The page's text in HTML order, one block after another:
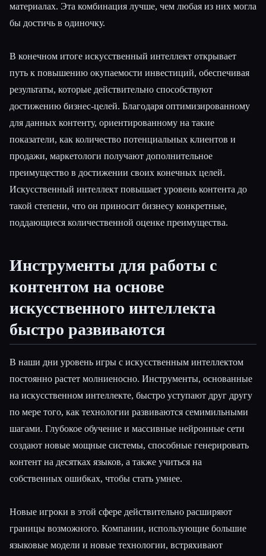
материалах. Эта комбинация лучше, чем любая из них могла
бы достичь в одиночку.
В конечном итоге искусственный интеллект открывает
путь к повышению окупаемости инвестиций, обеспечивая
результаты, которые действительно способствуют
достижению бизнес-целей. Благодаря оптимизированному
для данных контенту, ориентированному на такие
показатели, как количество потенциальных клиентов и
продажи, маркетологи получают дополнительное
преимущество в достижении своих конечных целей.
Искусственный интеллект повышает уровень контента до
такой степени, что он приносит бизнесу конкретные,
поддающиеся количественной оценке преимущества.
Инструменты для работы с
контентом на основе
искусственного интеллекта
быстро развиваются
В наши дни уровень игры с искусственным интеллектом
постоянно растет молниеносно. Инструменты, основанные
на искусственном интеллекте, быстро уступают друг другу
по мере того, как технологии развиваются семимильными
шагами. Глубокое обучение и массивные нейронные сети
создают новые мощные системы, способные генерировать
контент на десятках языков, а также учиться на
собственных ошибках, чтобы стать умнее.
Новые игроки в этой сфере действительно расширяют
границы возможного. Компании, использующие большие
языковые модели и новые технологии, встряхивают